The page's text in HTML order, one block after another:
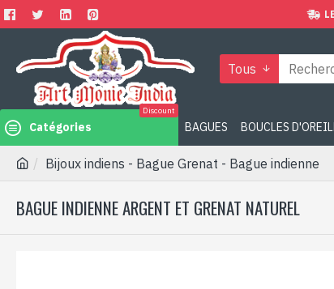
Tous
Catégories
Discount
BAGUES BOUCLES
Bijoux indiens - Bague Grenat - Bague indienne
BAGUE INDIENNE ARGENT ET GRENAT NATUREL